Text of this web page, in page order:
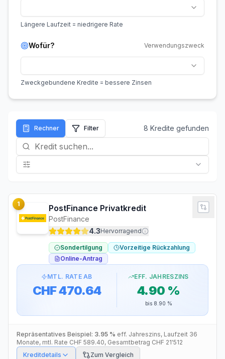
Längere Laufzeit = niedrigere Rate
Wofür? Verwendungszweck
Zweckgebundene Kredite = bessere Zinsen
Rechner Filter 8 Kredite gefunden
PostFinance Privatkredit
PostFinance
4.3Hervorragend
Sondertilgung
Vorzeitige Rückzahlung
Online-Antrag
MTL. RATE AB
CHF 470.64
EFF. JAHRESZINS
4.90 %
bis 8.90 %
1
Repräsentatives Beispiel: 3.95 % eff. Jahreszins, Laufzeit 36
Monate, mtl. Rate CHF 589.40, Gesamtbetrag CHF 21'512
Kreditdetails
Zum Vergleich